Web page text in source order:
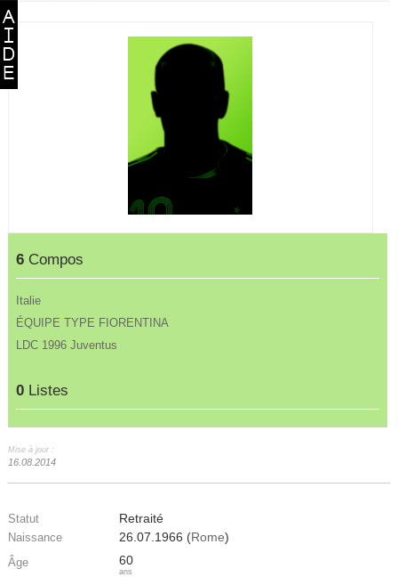
6 Compos
Italie
ÉQUIPE TYPE FIORENTINA
LDC 1996 Juventus
0 Listes
Mise à jour :
16.08.2014
Statut Retraité
Naissance 26.07.1966 (Rome)
Âge 60
ans